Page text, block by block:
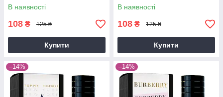
В наявності
108 ₴ 125 ₴
Купити
В наявності
108 ₴ 125 ₴
Купити
–14% –14%